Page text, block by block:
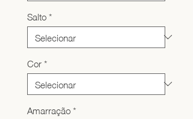
Salto*
Cor*
Amarração*